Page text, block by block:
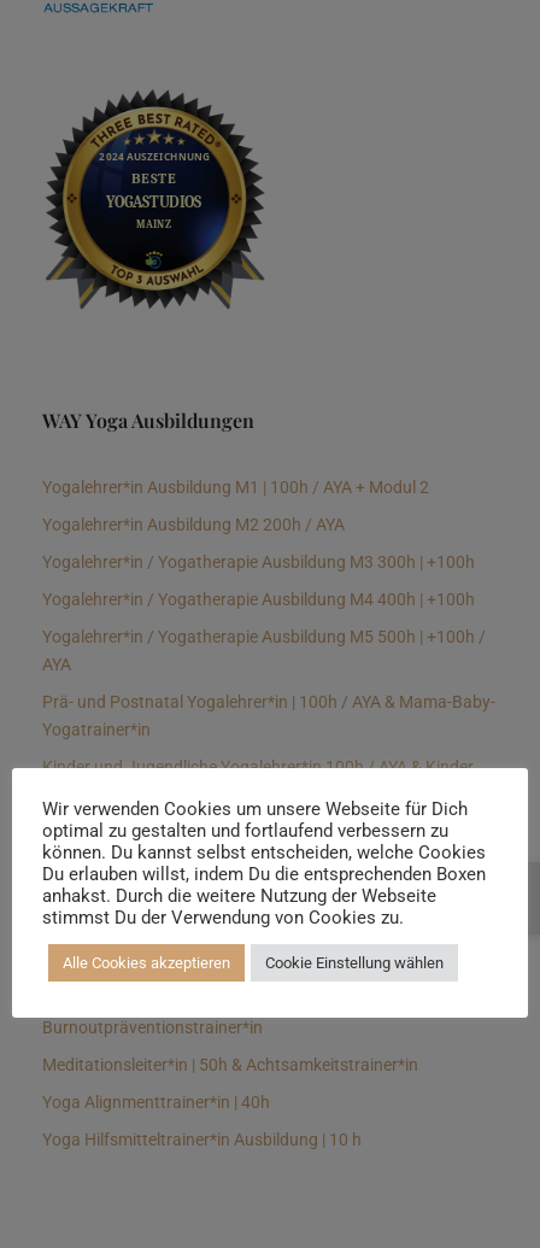
WAY Yoga Ausbildungen
Yogalehrer*in Ausbildung M1 | 100h / AYA + Modul 2
Yogalehrer*in Ausbildung M2 200h / AYA
Yogalehrer*in / Yogatherapie Ausbildung M3 300h | +100h
Yogalehrer*in / Yogatherapie Ausbildung M4 400h | +100h
Yogalehrer*in / Yogatherapie Ausbildung M5 500h | +100h /
AYA
Prä- und Postnatal Yogalehrer*in | 100h / AYA & Mama-Baby-
Yogatrainer*in
Kinder und Jugendliche Yogalehrer*in 100h / AYA & Kinder
Yin Yogalehrer*in | 100 h & Faszientrainer*in
Hormon Yogalehrer*in / Yogatherapeut*in &
Stressmanagementtrainer*in | 70h
Longevitytrainer*in
Burnoutpräventionstrainer*in
Meditationsleiter*in | 50h & Achtsamkeitstrainer*in
Yoga Alignmenttrainer*in | 40h
Yoga Hilfsmitteltrainer*in Ausbildung | 10 h
Wir verwenden Cookies um unsere Webseite für Dich
optimal zu gestalten und fortlaufend verbessern zu
können. Du kannst selbst entscheiden, welche Cookies
Du erlauben willst, indem Du die entsprechenden Boxen
anhakst. Durch die weitere Nutzung der Webseite
stimmst Du der Verwendung von Cookies zu.
Alle Cookies akzeptieren Cookie Einstellung wählen
Beratung buchen